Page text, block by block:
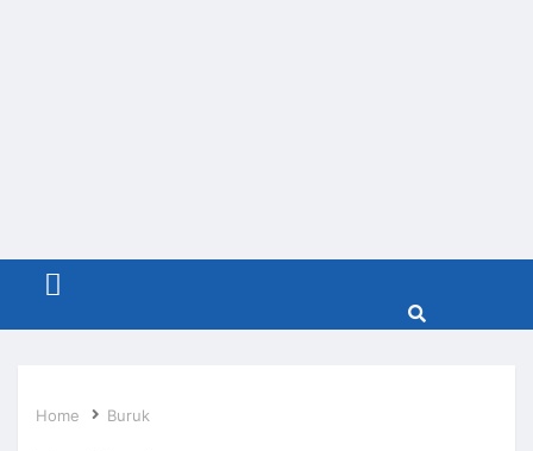
Menu
Home Buruk